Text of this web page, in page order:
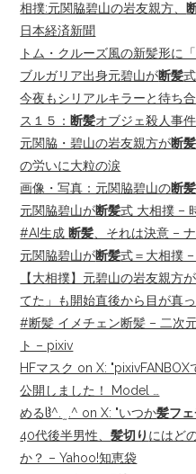
相撲:元関脇碧山の岩友親方、
日本経済新聞
トム・クルーズ風の新髪形に
ブルガリア出身元碧山が断髪式
今夜もシリアルキラーと待ち
ス１５： 断髪オブジェ殺人事
元関脇・碧山の岩友親方が断髪
の労いに大粒の涙
画像・写真：元関脇碧山の断髪
元関脇碧山が断髪式 大相撲 –
#AI生成 断髪 、それは決意 –
元関脇碧山が断髪式＝大相撲
【大相撲】元碧山の岩友親方が
てた」も開始直後から目が真
#断髪 イメチェン断髪 – 二次
ト – pixiv
HFマスク on X:
公開しました！ Model …
めるჱ̒^. ̫ .^ on X: "いつか髪フ
40代後半男性、髪切り にはど
か？ – Yahoo!知恵袋